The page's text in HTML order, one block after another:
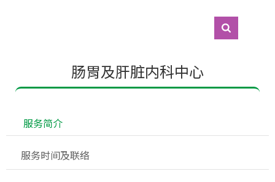
肠胃及肝脏内科中心
  服务简介
服务时间及联络